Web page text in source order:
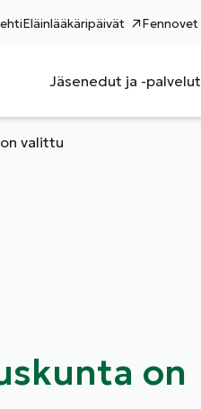
Eläinlääkäripäivät Fennovet
Jäsenedut ja -palvelut
valittu
on